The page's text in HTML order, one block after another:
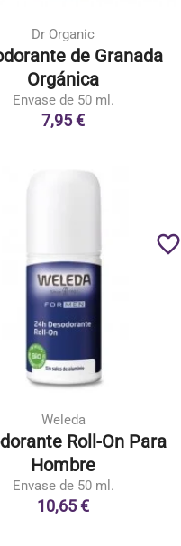
Dr Organic
de Granada
Orgánica
Envase de 50 ml.
7,95 €
Weleda
Roll-On Para
Hombre
Envase de 50 ml.
10,65 €
favorite_border